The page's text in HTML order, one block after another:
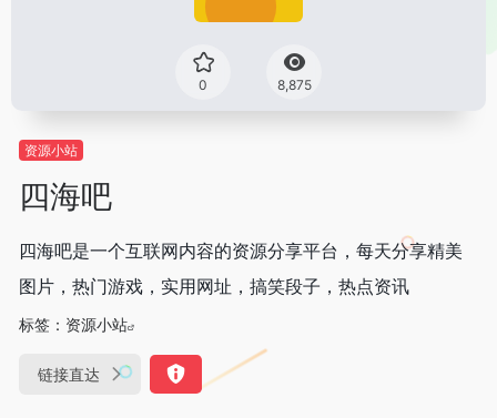
0 8,875
资源小站
四海吧
四海吧是一个互联网内容的资源分享平台，每天分享精美
图片，热门游戏，实用网址，搞笑段子，热点资讯
标签： 资源小站
链接直达